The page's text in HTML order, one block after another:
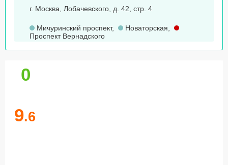
г. Москва, Лобачевского, д. 42, стр. 4
Мичуринский проспект, Новаторская
Проспект Вернадского
0
9.6